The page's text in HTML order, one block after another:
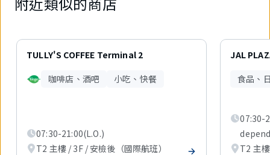
TULLY'S COFFEE Terminal 2
咖啡店、酒吧
小吃、快餐
07:30-21:00(L.O.)
T2 主樓 / 3F / 安檢後（國際航班）
JAL
食品、
07:30-
T2 主